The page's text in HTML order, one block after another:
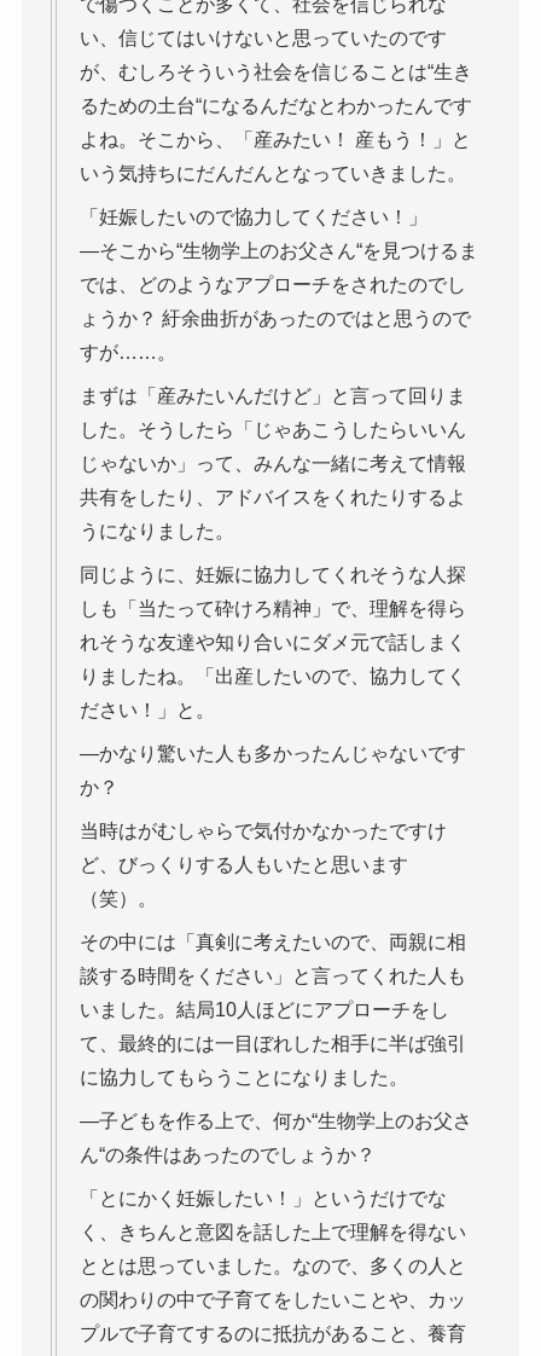
で傷つくことが多くて、社会を信じられな
い、信じてはいけないと思っていたのです
が、むしろそういう社会を信じることは“生き
るための土台“になるんだなとわかったんです
よね。そこから、「産みたい！ 産もう！」と
いう気持ちにだんだんとなっていきました。
「妊娠したいので協力してください！」
―そこから“生物学上のお父さん“を見つけるま
では、どのようなアプローチをされたのでし
ょうか？ 紆余曲折があったのではと思うので
すが……。
まずは「産みたいんだけど」と言って回りま
した。そうしたら「じゃあこうしたらいいん
じゃないか」って、みんな一緒に考えて情報
共有をしたり、アドバイスをくれたりするよ
うになりました。
同じように、妊娠に協力してくれそうな人探
しも「当たって砕けろ精神」で、理解を得ら
れそうな友達や知り合いにダメ元で話しまく
りましたね。「出産したいので、協力してく
ださい！」と。
―かなり驚いた人も多かったんじゃないです
か？
当時はがむしゃらで気付かなかったですけ
ど、びっくりする人もいたと思います
（笑）。
その中には「真剣に考えたいので、両親に相
談する時間をください」と言ってくれた人も
いました。結局10人ほどにアプローチをし
て、最終的には一目ぼれした相手に半ば強引
に協力してもらうことになりました。
―子どもを作る上で、何か“生物学上のお父さ
ん“の条件はあったのでしょうか？
「とにかく妊娠したい！」というだけでな
く、きちんと意図を話した上で理解を得ない
ととは思っていました。なので、多くの人と
の関わりの中で子育てをしたいことや、カッ
プルで子育てするのに抵抗があること、養育